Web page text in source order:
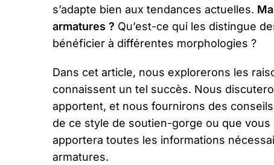
s’adapte bien aux tendances actuelles.
armatures ? Qu’est-ce qui les distingue
bénéficier à différentes morphologies ?
Dans cet article, nous explorerons les
connaissent un tel succès. Nous
apportent, et nous fournirons des
de ce style de soutien-gorge ou que
apportera toutes les informations
armatures.